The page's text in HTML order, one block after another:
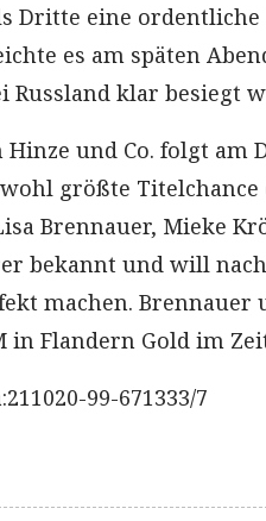
Dritte eine
es am späten
Russland klar besiegt
und Co. folgt am
größte Titelchance
Brennauer, Mieke
bekannt und will
machen. Brennauer
in Flandern Gold im
99-671333/7